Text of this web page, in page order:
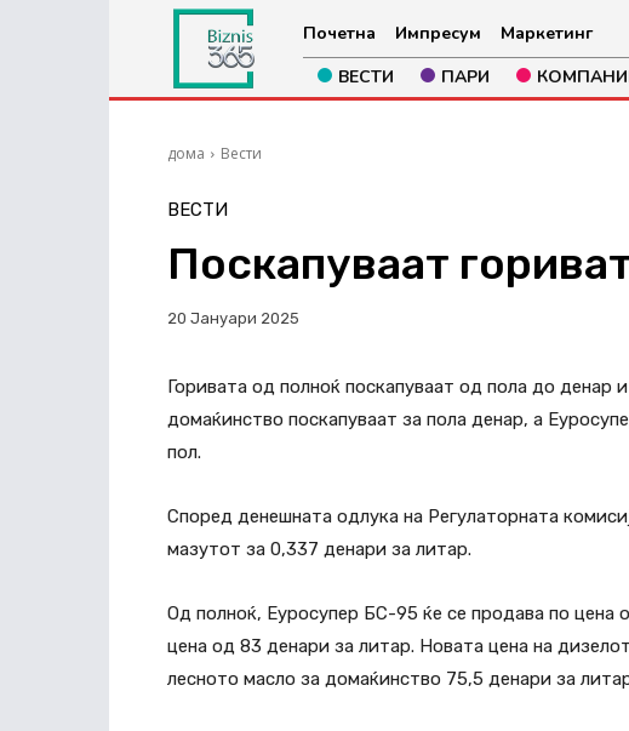
Почетна Импресум
Маркетинг
ВЕСТИ
ПАРИ
дома Вести
ВЕСТИ
Поскапуваат
20 Јануари 2025
Горивата од полноќ поскапуваат од пола до денар
домаќинство поскапуваат за пола денар, а
пол.
Според денешната одлука на Регулаторната
мазутот за 0,337 денари за литар.
Од полноќ, Еуросупер БС-95 ќе се продава по цена
цена од 83 денари за литар. Новата цена на
лесното масло за домаќинство 75,5 денари за